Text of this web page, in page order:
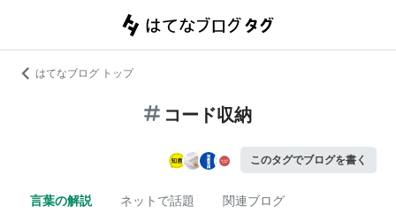
はてなブログ トップ
コード収納
このタグでブログを書く
言葉の解説 ネットで話題 関連ブログ